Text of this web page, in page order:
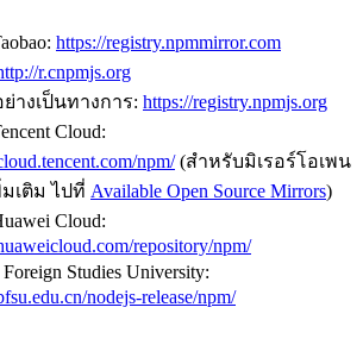
https://registry.npmmirror.com
r.cnpmjs.org
ย่างเป็นทางการ: https://registry.npmjs.org
Cloud:
npm/(สำหรับมิเรอร์โอเพน
เติม ไปที่ Available Open Source Mirrors)
Cloud:
repository/npm/
Studies University:
nodejs-release/npm/